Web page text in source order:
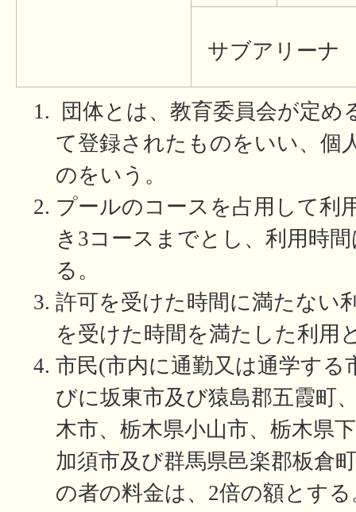
サブアリーナ
団体とは、教育委員会が定め
て登録されたものをいい、個
のをいう。
プールのコースを占用して利
き3コースまでとし、利用時
る。
許可を受けた時間に満たない
を受けた時間を満たした利用
市民(市内に通勤又は通学する
びに坂東市及び猿島郡五霞町
木市、栃木県小山市、栃木県
加須市及び群馬県邑楽郡板倉
の者の料金は、2倍の額とする